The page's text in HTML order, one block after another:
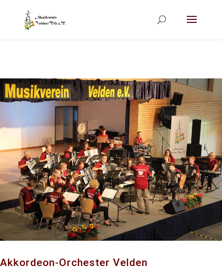
Akkordeon-Orchester Velden